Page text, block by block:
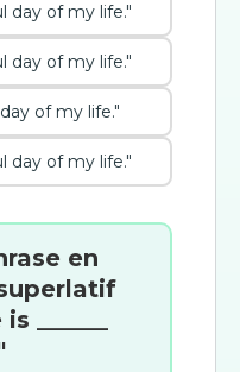
day of my life."
day of my life."
of my life."
day of my life."
en
______